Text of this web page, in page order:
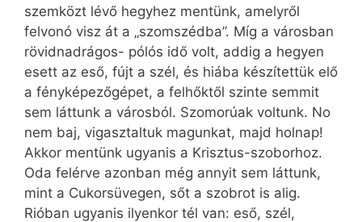
szemközt lévő hegyhez mentünk, amelyről
felvonó visz át a „szomszédba”. Míg a városban
rövidnadrágos- pólós idő volt, addig a hegyen
esett az eső, fújt a szél, és hiába készítettük elő
a fényképezőgépet, a felhőktől szinte semmit
sem láttunk a városból. Szomorúak voltunk. No
nem baj, vigasztaltuk magunkat, majd holnap!
Akkor mentünk ugyanis a Krisztus-szoborhoz.
Oda felérve azonban még annyit sem láttunk,
mint a Cukorsüvegen, sőt a szobrot is alig.
Rióban ugyanis ilyenkor tél van: eső, szél,